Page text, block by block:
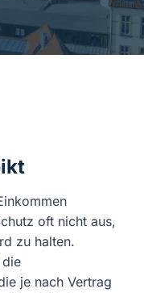
oft nicht aus,
zu halten.
je nach Vertrag